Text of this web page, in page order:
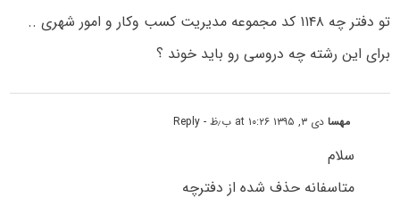
تو دفتر چه ۱۱۴۸ کد مجموعه مدیریت کسب وکار و امور شهری ..
برای این رشته چه دروسی رو باید خوند ؟
مهسادی ۳, ۱۳۹۵ at ۱۰:۲۶ ب٫ظ - Reply
سلام
متاسفانه حذف شده از دفترچه